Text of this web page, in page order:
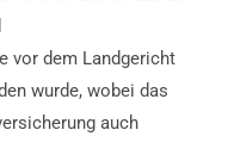
vor dem Landgericht
wurde, wobei das
auch